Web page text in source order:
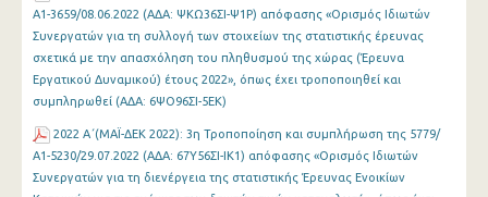
Α1-3659/08.06.2022 (ΑΔΑ: ΨΚΩ36ΣΙ-Ψ1Ρ) απόφασης «Ορισμός Ιδιωτών
Συνεργατών για τη συλλογή των στοιχείων της στατιστικής έρευνας
σχετικά με την απασχόληση του πληθυσμού της χώρας (Έρευνα
Εργατικού Δυναμικού) έτους 2022», όπως έχει τροποποιηθεί και
συμπληρωθεί (ΑΔΑ: 6ΨΟ96ΣΙ-5ΕΚ)
2022 Α΄(MAΪ-ΔΕΚ 2022): 3η Τροποποίηση και συμπλήρωση της 5779/
Α1-5230/29.07.2022 (ΑΔΑ: 67Υ56ΣΙ-ΙΚ1) απόφασης «Ορισμός Ιδιωτών
Συνεργατών για τη διενέργεια της στατιστικής Έρευνας Ενοικίων